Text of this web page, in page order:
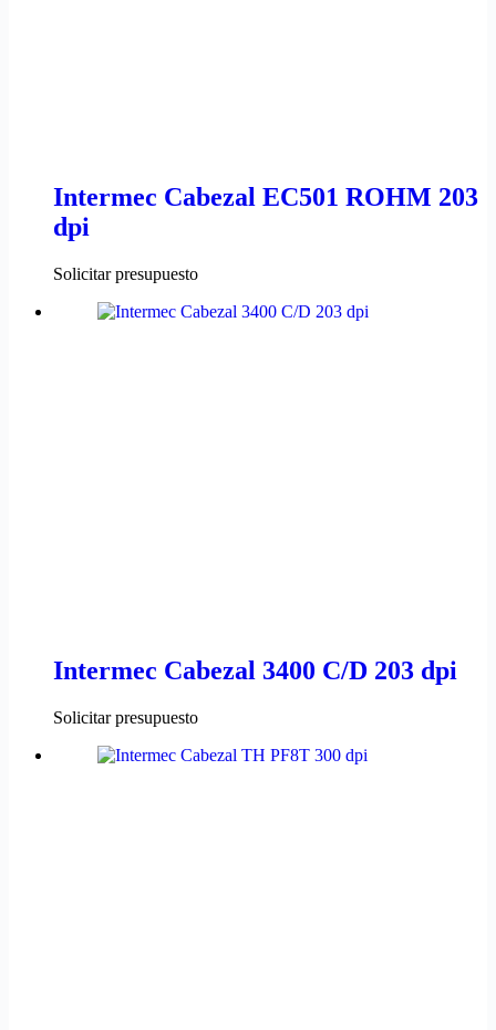
Intermec Cabezal EC501 ROHM 203
dpi
Solicitar presupuesto
Intermec Cabezal 3400 C/D 203 dpi
Solicitar presupuesto